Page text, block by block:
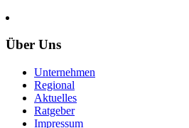
Über Uns
Unternehmen
Regional
Aktuelles
Ratgeber
Impressum